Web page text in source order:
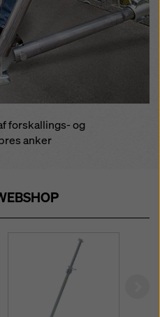
forskallings- og
anker